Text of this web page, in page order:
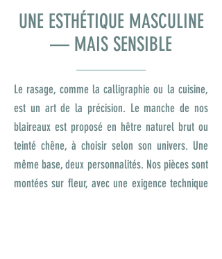
UNE ESTHÉTIQUE MASCULINE
— MAIS SENSIBLE
Le rasage, comme la calligraphie ou la cuisine,
est un art de la précision. Le manche de nos
blaireaux est proposé en hêtre naturel brut ou
teinté chêne, à choisir selon son univers. Une
même base, deux personnalités. Nos pièces sont
montées sur fleur, avec une exigence technique